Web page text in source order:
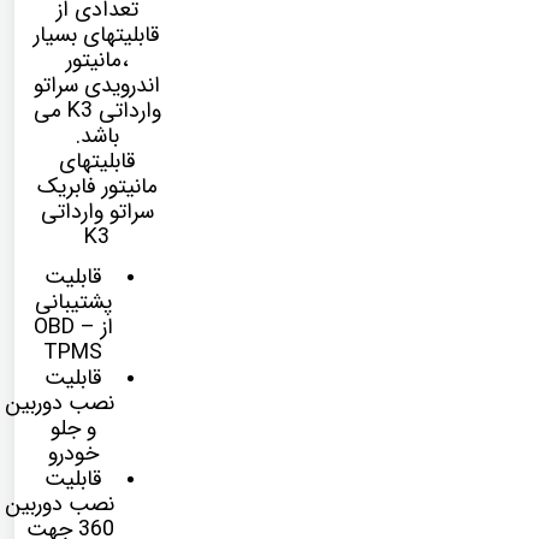
تعدادی از
قابلیتهای بسیار
،مانیتور
اندرویدی سراتو
وارداتی K3 می
باشد.
قابلیتهای
مانیتور فابریک
سراتو وارداتی
K3
قابلیت
پشتیبانی
از OBD –
TPMS
قابلیت
نصب دوربین
و جلو
خودرو
قابلیت
نصب دوربین
360جهت